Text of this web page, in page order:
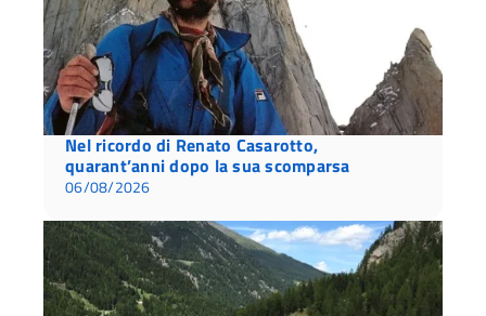
Nel ricordo di Renato Casarotto,
quarant’anni dopo la sua scomparsa
06/08/2026